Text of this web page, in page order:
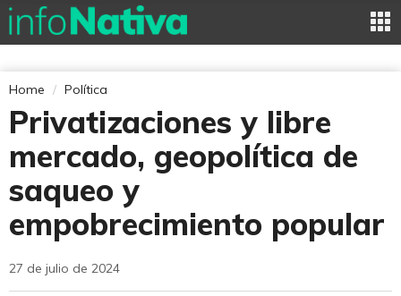
Home Política
Privatizaciones y libre
mercado, geopolítica de
saqueo y
empobrecimiento popular
27 de julio de 2024